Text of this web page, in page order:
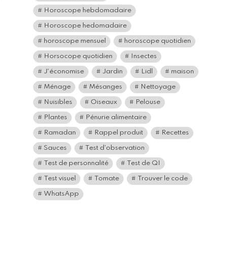
Horoscope hebdomadaire
Horoscope hedomadaire
horoscope mensuel horoscope quotidien
Horsocope quotidien Insectes
J'économise Jardin Lidl maison
Ménage Mésanges Nettoyage
Nuisibles Oiseaux Pelouse
Plantes Pénurie alimentaire
Ramadan Rappel produit Recettes
Sauces Test d'observation
Test de personnalité Test de QI
Test visuel Tomate Trouver le code
WhatsApp